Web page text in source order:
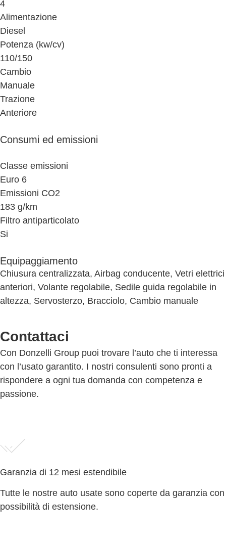
4
Alimentazione
Diesel
Potenza (kw/cv)
110/150
Cambio
Manuale
Trazione
Anteriore
Consumi ed emissioni
Classe emissioni
Euro 6
Emissioni CO2
183 g/km
Filtro antiparticolato
Si
Equipaggiamento
Chiusura centralizzata, Airbag conducente, Vetri elettrici
anteriori, Volante regolabile, Sedile guida regolabile in
altezza, Servosterzo, Bracciolo, Cambio manuale
Contattaci
Con Donzelli Group puoi trovare l’auto che ti interessa
con l’usato garantito. I nostri consulenti sono pronti a
rispondere a ogni tua domanda con competenza e
passione.
Garanzia di 12 mesi estendibile
Tutte le nostre auto usate sono coperte da garanzia con
possibilità di estensione.